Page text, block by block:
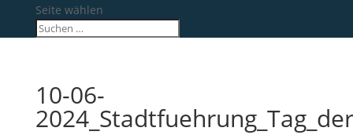
Seite wählen
10-06-